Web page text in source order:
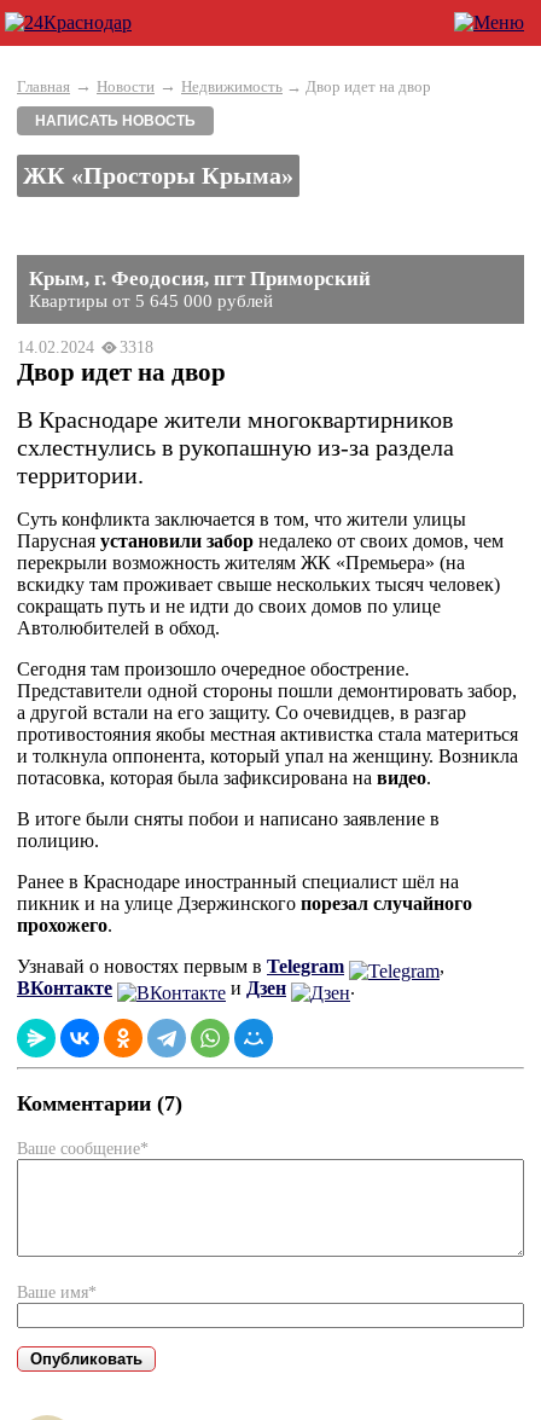
Главная → Новости → Недвижимость → Двор идет на двор
НАПИСАТЬ НОВОСТЬ
ЖК «Просторы Крыма»
Крым, г. Феодосия, пгт Приморский
Квартиры от 5 645 000 рублей
14.02.2024 3318
Двор идет на двор
В Краснодаре жители многоквартирников
схлестнулись в рукопашную из-за раздела
территории.
Суть конфликта заключается в том, что жители улицы
Парусная установили забор недалеко от своих домов, чем
перекрыли возможность жителям ЖК «Премьера» (на
вскидку там проживает свыше нескольких тысяч человек)
сокращать путь и не идти до своих домов по улице
Автолюбителей в обход.
Сегодня там произошло очередное обострение.
Представители одной стороны пошли демонтировать забор,
а другой встали на его защиту. Со очевидцев, в разгар
противостояния якобы местная активистка стала материться
и толкнула оппонента, который упал на женщину. Возникла
потасовка, которая была зафиксирована на видео.
В итоге были сняты побои и написано заявление в
полицию.
Ранее в Краснодаре иностранный специалист шёл на
пикник и на улице Дзержинского порезал случайного
прохожего.
Узнавай о новостях первым в Telegram
,
ВКонтакте
и Дзен .
Комментарии (7)
Ваше сообщение*
Ваше имя*